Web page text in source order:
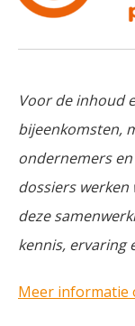
Voor de inhoud
bijeenkomsten,
ondernemers
dossiers
deze
kennis, ervaring
Meer informatie